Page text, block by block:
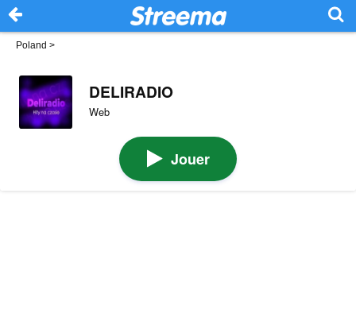
Poland >
DELIRADIO
Web
Jouer